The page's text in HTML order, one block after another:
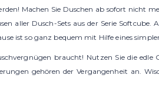
Machen Sie Duschen ab sofort nicht
aller Dusch-Sets aus der Serie
ist so ganz bequem mit Hilfe eines
braucht! Nutzen Sie die edle
gehören der Vergangenheit an.